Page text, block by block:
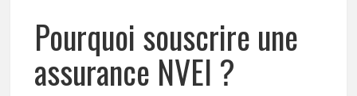
Pourquoi souscrire une
assurance NVEI ?